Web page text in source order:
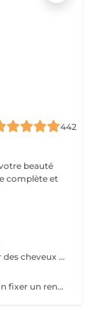
442
complète et
Un supplément lié à la longueur ou l'épaisseur des cheveux (30€ à 500€) pourra s'ajouter au tarif du lissage brésilien. Un diagnostique gratuit sera systématiquement proposé en amont.»
Chignon sur devis / veuillez nous contacter afin fixer un rendez-vous